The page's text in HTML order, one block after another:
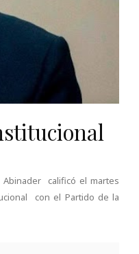
calificó el martes
con el Partido de la